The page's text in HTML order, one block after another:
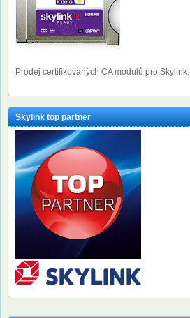
Prodej certifikovaných CA modulů pro Skylink.
Skylink top partner